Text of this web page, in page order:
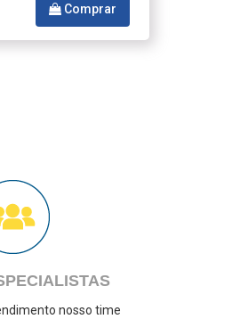
Comprar
nosso time